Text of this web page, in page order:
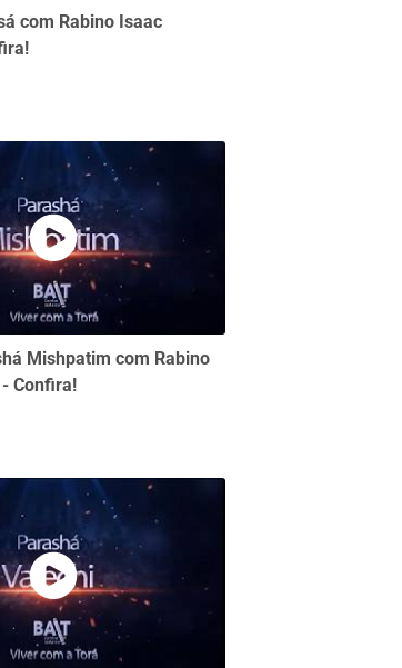
com Rabino Isaac
Mishpatim com Rabino
Confira!